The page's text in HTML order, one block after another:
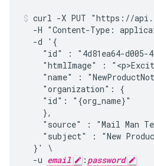
curl -X PUT "https://
-H "Content-Type:
  -d '{
"id" : "4d81ea64-d005-
"htmlImage" :
"name" :
    "organization": {
    "id": "{org_name}"
    },
"source" : "Mail Man
"subject" : "New
  }' \
  -u
email : password